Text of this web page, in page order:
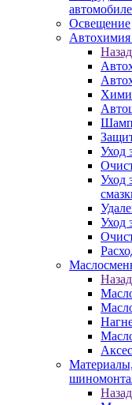
Освещение
Автохимия
Назад
Уход
Уход
Уход
Назад
Назад